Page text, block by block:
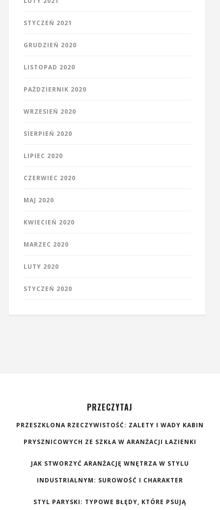
STYCZEŃ 2021
GRUDZIEŃ 2020
LISTOPAD 2020
PAŹDZIERNIK 2020
WRZESIEŃ 2020
SIERPIEŃ 2020
LIPIEC 2020
CZERWIEC 2020
MAJ 2020
KWIECIEŃ 2020
MARZEC 2020
LUTY 2020
STYCZEŃ 2020
PRZECZYTAJ
PRZESZKLONA RZECZYWISTOŚĆ: ZALETY I WADY KABIN
PRYSZNICOWYCH ZE SZKŁA W ARANŻACJI ŁAZIENKI
JAK STWORZYĆ ARANŻACJĘ WNĘTRZA W STYLU
INDUSTRIALNYM: SUROWOŚĆ I CHARAKTER
STYL PARYSKI: TYPOWE BŁĘDY, KTÓRE PSUJĄ